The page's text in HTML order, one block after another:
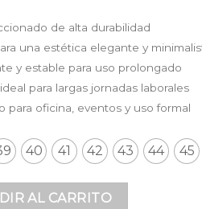
de alta durabilidad
una estética elegante y
y estable para uso prolongado
para largas jornadas laborales
para oficina, eventos y uso formal
40 41 42 43 44 45
Cuero Negro Combinado
AL CARRITO